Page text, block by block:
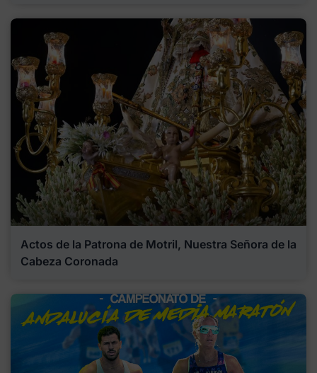
Actos de la Patrona de Motril, Nuestra Señora de la
Cabeza Coronada